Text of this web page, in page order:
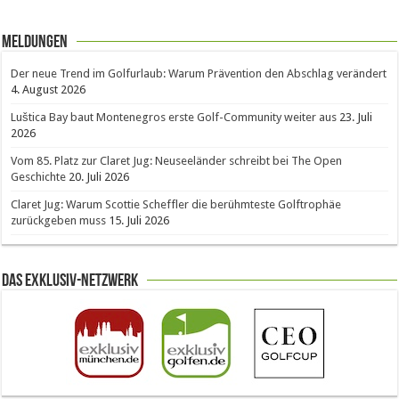
Meldungen
Der neue Trend im Golfurlaub: Warum Prävention den Abschlag verändert
4. August 2026
Luštica Bay baut Montenegros erste Golf-Community weiter aus 23. Juli
2026
Vom 85. Platz zur Claret Jug: Neuseeländer schreibt bei The Open
Geschichte 20. Juli 2026
Claret Jug: Warum Scottie Scheffler die berühmteste Golftrophäe
zurückgeben muss 15. Juli 2026
Das Exklusiv-Netzwerk